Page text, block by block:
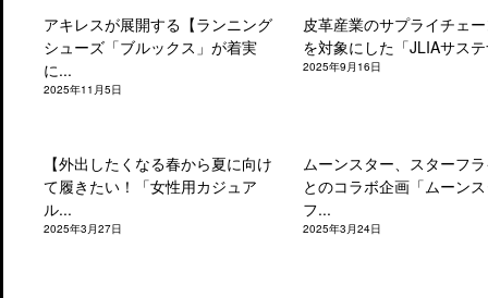
アキレスが展開する【ランニング
シューズ「ブルックス」が着実
に...
2025年11月5日
皮革産業のサプライチェ
を対象にした「JLIAサス
2025年9月16日
【外出したくなる春から夏に向け
て履きたい！「女性用カジュア
ル...
2025年3月27日
ムーンスター、スターフ
とのコラボ企画「ムーン
フ...
2025年3月24日